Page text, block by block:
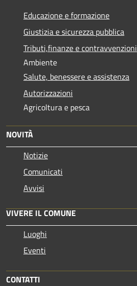
Educazione e formazione
Giustizia e sicurezza pubblica
Tributi,finanze e contravvenzioni
Ambiente
Salute, benessere e assistenza
Autorizzazioni
Agricoltura e pesca
NOVITÀ
Notizie
Comunicati
Avvisi
VIVERE IL COMUNE
Luoghi
Eventi
CONTATTI